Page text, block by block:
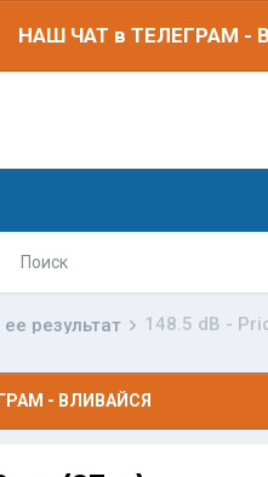
НАШ ЧАТ в ТЕЛЕГРАМ -
Поиск
результат 148.5 dB -
- ВЛИВАЙСЯ